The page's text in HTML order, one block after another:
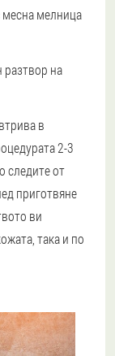
месна мелница
разтвор на
в
2-3
следите от
приготвяне
ви
така и по